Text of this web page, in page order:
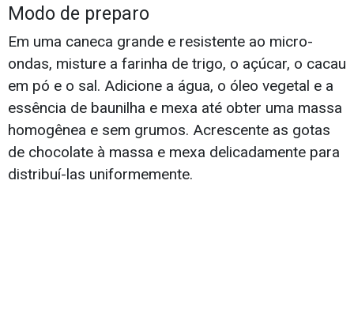
Modo de preparo
Em uma caneca grande e resistente ao micro-
ondas, misture a farinha de trigo, o açúcar, o cacau
em pó e o sal. Adicione a água, o óleo vegetal e a
essência de baunilha e mexa até obter uma massa
homogênea e sem grumos. Acrescente as gotas
de chocolate à massa e mexa delicadamente para
distribuí-las uniformemente.